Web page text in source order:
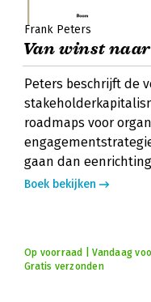
Frank Peters
Van winst
Peters beschrijft de
roadmaps voor
gaan dan
Boek bekijken
Op voorraad | Vandaag
Gratis verzonden